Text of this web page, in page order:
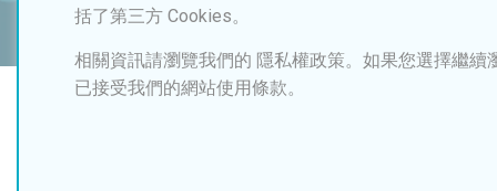
括了第三方 Cookies。
相關資訊請瀏覽我們的 隱私權政策。如果您選擇繼續
已接受我們的網站使用條款。